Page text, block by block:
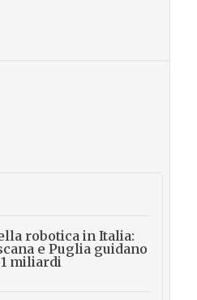
robotica in Italia:
e Puglia guidano
miliardi